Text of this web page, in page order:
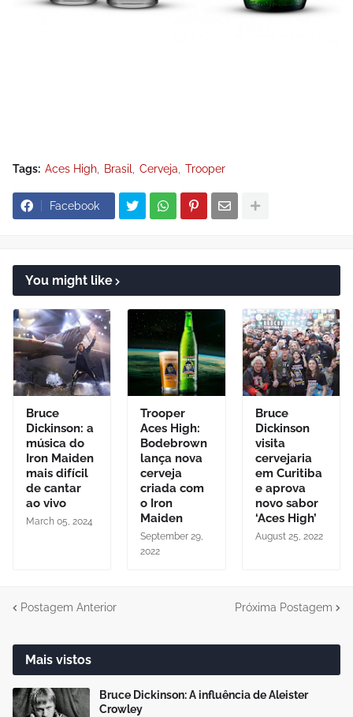
Tags: Aces High Brasil Cerveja Trooper
Facebook
You might like
Bruce
Dickinson: a
música do
Iron Maiden
mais difícil
de cantar
ao vivo
March 05, 2024
Trooper
Aces High:
Bodebrown
lança nova
cerveja
criada com
o Iron
Maiden
September 29,
2022
Bruce
Dickinson
visita
cervejaria
em Curitiba
e aprova
novo sabor
‘Aces High’
August 25, 2022
Postagem Anterior Próxima Postagem
Mais vistos
Bruce Dickinson: A influência de Aleister
Crowley